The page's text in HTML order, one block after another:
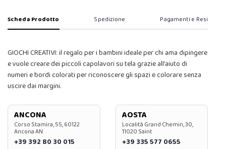
Scheda Prodotto Spedizione Pagamenti e Resi
GIOCHI CREATIVI: il regalo per i bambini ideale per chi ama dipingere
e vuole creare dei piccoli capolavori su tela grazie all'aiuto di
numeri e bordi colorati per riconoscere gli spazi e colorare senza
uscire dai margini.
ANCONA
Corso Stamira, 55, 60122
Ancona AN
+39 392 80 30 015
AOSTA
Località Grand Chemin, 30,
11020 Saint
+39 335 577 0655